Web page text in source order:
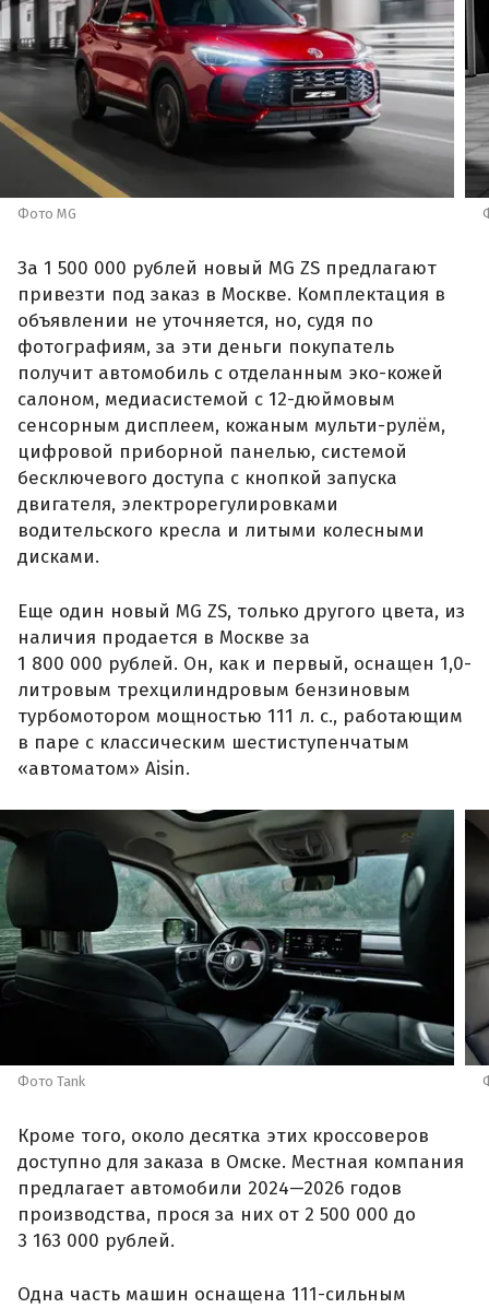
Фото MG
За 1 500 000 рублей новый MG ZS предлагают
привезти под заказ в Москве. Комплектация в
объявлении не уточняется, но, судя по
фотографиям, за эти деньги покупатель
получит автомобиль с отделанным эко-кожей
салоном, медиасистемой с 12-дюймовым
сенсорным дисплеем, кожаным мульти-рулём,
цифровой приборной панелью, системой
бесключевого доступа с кнопкой запуска
двигателя, электрорегулировками
водительского кресла и литыми колесными
дисками.
Еще один новый MG ZS, только другого цвета, из
наличия продается в Москве за
1 800 000 рублей. Он, как и первый, оснащен 1,0-
литровым трехцилиндровым бензиновым
турбомотором мощностью 111 л. с., работающим
в паре с классическим шестиступенчатым
«автоматом» Aisin.
Фото Tank
Кроме того, около десятка этих кроссоверов
доступно для заказа в Омске. Местная компания
предлагает автомобили 2024—2026 годов
производства, прося за них от 2 500 000 до
3 163 000 рублей.
Одна часть машин оснащена 111-сильным